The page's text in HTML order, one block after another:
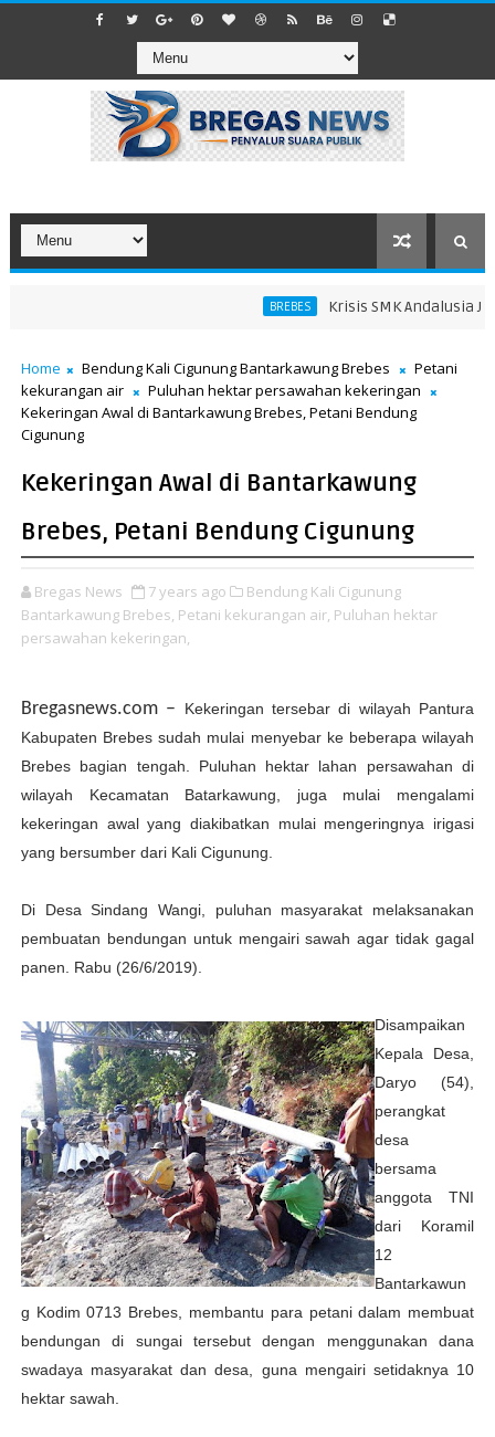
BREBES Krisis SMK Andalusia
Home Bendung Kali Cigunung Bantarkawung Brebes
Petani
kekurangan air
Puluhan hektar persawahan kekeringan
Kekeringan Awal di Bantarkawung Brebes, Petani Bendung
Cigunung
Kekeringan Awal di Bantarkawung
Brebes, Petani Bendung Cigunung
Bregas News 7 years ago
Bendung Kali Cigunung
Bantarkawung Brebes, Petani kekurangan air, Puluhan hektar
persawahan kekeringan,
Bregasnews.com –
Kekeringan tersebar di wilayah Pantura
Kabupaten Brebes sudah mulai menyebar ke beberapa wilayah
Brebes bagian tengah. Puluhan hektar lahan persawahan di
wilayah Kecamatan Batarkawung, juga mulai mengalami
kekeringan awal yang diakibatkan mulai mengeringnya irigasi
yang bersumber dari Kali Cigunung.
Di Desa Sindang Wangi, puluhan masyarakat melaksanakan
pembuatan bendungan untuk mengairi sawah agar tidak gagal
panen. Rabu (26/6/2019).
Disampaikan
Kepala Desa,
Daryo (54),
perangkat
desa
bersama
anggota TNI
dari Koramil
12
Bantarkawun
g Kodim 0713 Brebes, membantu para petani dalam membuat
bendungan di sungai tersebut dengan menggunakan dana
swadaya masyarakat dan desa, guna mengairi setidaknya 10
hektar sawah.